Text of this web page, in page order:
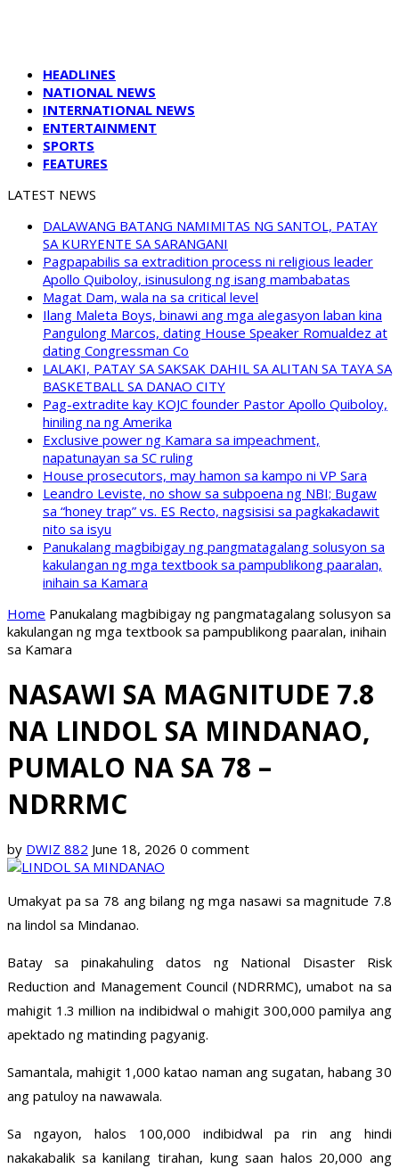
HEADLINES
NATIONAL NEWS
INTERNATIONAL NEWS
ENTERTAINMENT
SPORTS
FEATURES
LATEST NEWS
DALAWANG BATANG NAMIMITAS NG SANTOL, PATAY
SA KURYENTE SA SARANGANI
Pagpapabilis sa extradition process ni religious leader
Apollo Quiboloy, isinusulong ng isang mambabatas
Magat Dam, wala na sa critical level
Ilang Maleta Boys, binawi ang mga alegasyon laban kina
Pangulong Marcos, dating House Speaker Romualdez at
dating Congressman Co
LALAKI, PATAY SA SAKSAK DAHIL SA ALITAN SA TAYA SA
BASKETBALL SA DANAO CITY
Pag-extradite kay KOJC founder Pastor Apollo Quiboloy,
hiniling na ng Amerika
Exclusive power ng Kamara sa impeachment,
napatunayan sa SC ruling
House prosecutors, may hamon sa kampo ni VP Sara
Leandro Leviste, no show sa subpoena ng NBI; Bugaw
sa “honey trap” vs. ES Recto, nagsisisi sa pagkakadawit
nito sa isyu
Panukalang magbibigay ng pangmatagalang solusyon sa
kakulangan ng mga textbook sa pampublikong paaralan,
inihain sa Kamara
Home Panukalang magbibigay ng pangmatagalang solusyon sa
kakulangan ng mga textbook sa pampublikong paaralan, inihain
sa Kamara
NASAWI SA MAGNITUDE 7.8
NA LINDOL SA MINDANAO,
PUMALO NA SA 78 –
NDRRMC
by DWIZ 882 June 18, 2026 0 comment
Umakyat pa sa 78 ang bilang ng mga nasawi sa magnitude 7.8
na lindol sa Mindanao.
Batay sa pinakahuling datos ng National Disaster Risk
Reduction and Management Council (NDRRMC), umabot na sa
mahigit 1.3 million na indibidwal o mahigit 300,000 pamilya ang
apektado ng matinding pagyanig.
Samantala, mahigit 1,000 katao naman ang sugatan, habang 30
ang patuloy na nawawala.
Sa ngayon, halos 100,000 indibidwal pa rin ang hindi
nakakabalik sa kanilang tirahan, kung saan halos 20,000 ang